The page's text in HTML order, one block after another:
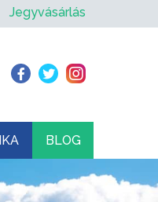
Jegyvásárlás
BLOG